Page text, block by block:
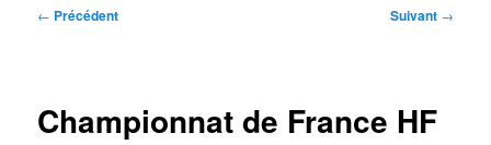
Navigation
← Précédent Suivant →
Championnat de France HF